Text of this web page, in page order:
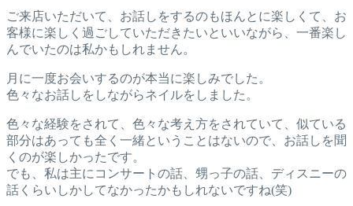
ご来店いただいて、お話しをするのもほんとに楽しくて、お
客様に楽しく過ごしていただきたいといいながら、一番楽し
んでいたのは私かもしれません。
月に一度お会いするのが本当に楽しみでした。
色々なお話しをしながらネイルをしました。
色々な経験をされて、色々な考え方をされていて、似ている
部分はあっても全く一緒ということはないので、お話しを聞
くのが楽しかったです。
でも、私は主にコンサートの話、甥っ子の話、ディスニーの
話くらいしかしてなかったかもしれないですね(笑)